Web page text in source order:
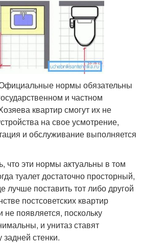
нормы обязательны
и частном
квартир смогут их не
на свое усмотрение,
и обслуживание выполняется
что эти нормы актуальны в том
туалет достаточно просторный,
лучше поставить тот либо другой
постсоветских квартир
не появляется, поскольку
и унитаз ставят
стенки.